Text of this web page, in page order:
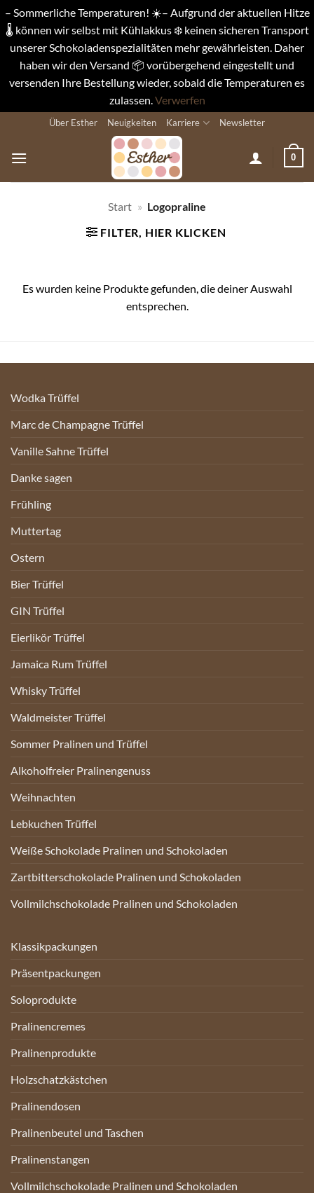
– Sommerliche Temperaturen! ☀️– Aufgrund der aktuellen Hitze
🌡️ können wir selbst mit Kühlakkus ❄️ keinen sicheren Transport
unserer Schokoladenspezialitäten mehr gewährleisten. Daher
haben wir den Versand 📦 vorübergehend eingestellt und
versenden Ihre Bestellung wieder, sobald die Temperaturen es
zulassen.Verwerfen
springen
Über Esther Neuigkeiten Karriere Newsletter
0
Start » Logopraline
FILTER, HIER KLICKEN
Es wurden keine Produkte gefunden, die deiner Auswahl
entsprechen.
Wodka Trüffel
Marc de Champagne Trüffel
Vanille Sahne Trüffel
Danke sagen
Frühling
Muttertag
Ostern
Bier Trüffel
GIN Trüffel
Eierlikör Trüffel
Jamaica Rum Trüffel
Whisky Trüffel
Waldmeister Trüffel
Sommer Pralinen und Trüffel
Alkoholfreier Pralinengenuss
Weihnachten
Lebkuchen Trüffel
Weiße Schokolade Pralinen und Schokoladen
Zartbitterschokolade Pralinen und Schokoladen
Vollmilchschokolade Pralinen und Schokoladen
Klassikpackungen
Präsentpackungen
Soloprodukte
Pralinencremes
Pralinenprodukte
Holzschatzkästchen
Pralinendosen
Pralinenbeutel und Taschen
Pralinenstangen
Vollmilchschokolade Pralinen und Schokoladen